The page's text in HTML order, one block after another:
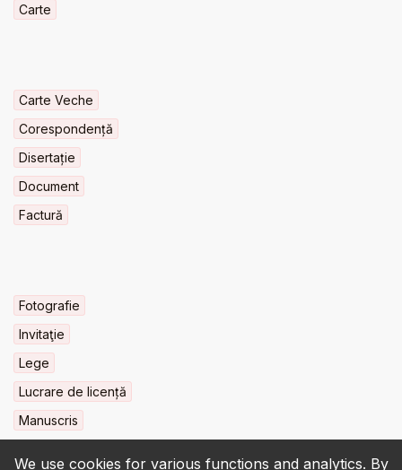
We use cookies for various functions and analytics. By
Carte
Carte Veche
Corespondență
Disertație
Document
Factură
Fotografie
Invitaţie
Lege
Lucrare de licență
Manuscris